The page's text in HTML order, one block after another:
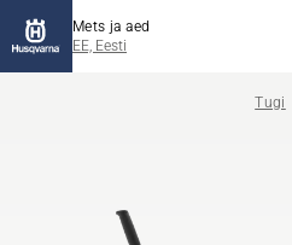
Mets ja aed
EE, Eesti
Tugi